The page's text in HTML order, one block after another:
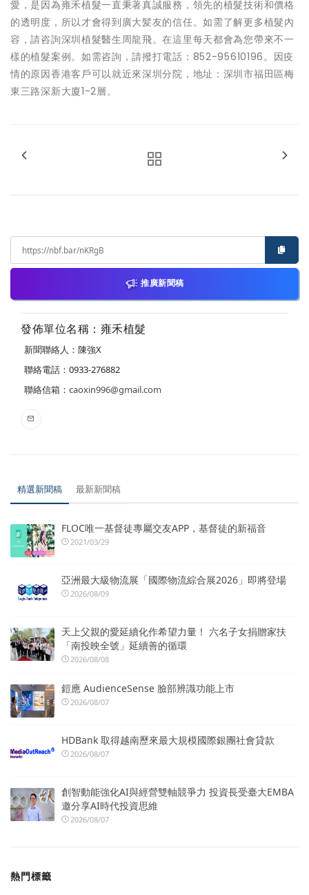
愛，是因為雍禾植髮一直秉著真誠服務，領先的植髮技術和價格
的透明度，所以才會得到廣大髪友的信任。如需了解更多植髮內
容，請咨詢深圳植髮醫生周龍飛。在這里每天都會為您帶來不一
樣的植髮案例。如需咨詢，請撥打電話：852-95610196。因疫
情的原因香港客戶可以就近來深圳分院，地址：深圳市福田區梅
東三路深新大廈1-2層。
推廣新聞稿
發佈單位名稱：雍禾植髮
新聞聯絡人：陳強X
聯絡電話：0933-276882
聯絡信箱： caoxin996@gmail.com
精選新聞稿 最新新聞稿
FLOC唯一基督徒專屬交友APP，基督徒的新福音
2021/03/29
亞洲最大級物流展「國際物流綜合展2026」即將登場
2026/08/09
天上父親的愛延續化作希望力量！ 六名子女捐贈家扶
「南投映全號」延續善的循環
2026/08/08
鎧應 AudienceSense 臉部辨識功能上市
2026/08/07
HDBank 取得越南歷來最大規模國際銀團社會貸款
2026/08/07
創智動能強化AI與經營雙軸競爭力 投資長受臺大EMBA
邀分享AI時代投資思維
2026/08/07
熱門標籤